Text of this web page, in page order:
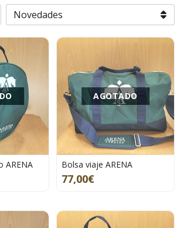
ARENA
AGOTADO
Bolsa viaje ARENA
77,00€